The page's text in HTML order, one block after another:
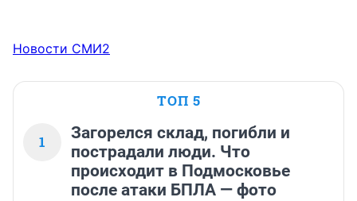
Новости СМИ2
ТОП 5
1
Загорелся склад, погибли и
пострадали люди. Что
происходит в Подмосковье
после атаки БПЛА — фото